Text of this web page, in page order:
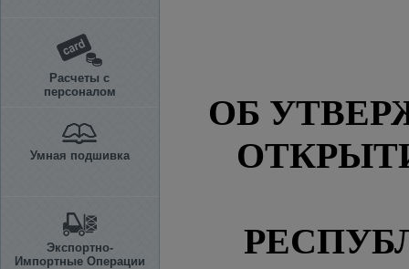
Расчеты с
персоналом
Умная подшивка
Экспортно-
Импортные Операции
ОБ